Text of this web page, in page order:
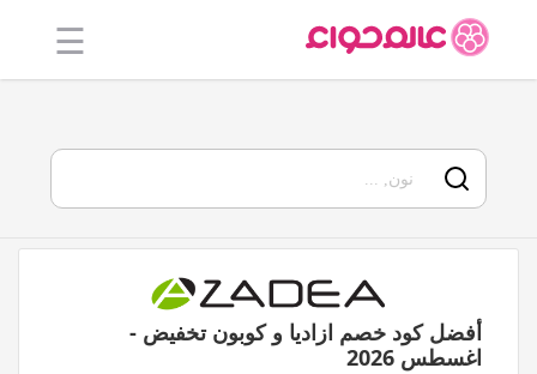
أفضل 20
جميع
المدونة
☰
أفضل كود خصم ازاديا و كوبون تخفيض -
اغسطس 2026